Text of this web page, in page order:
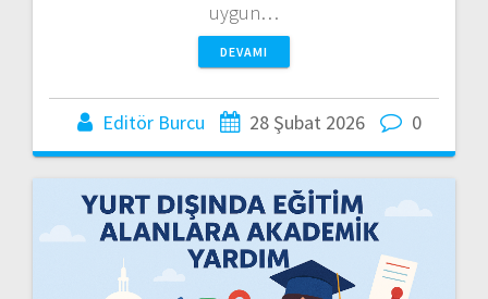
uygun…
DEVAMI
Editör Burcu 28 Şubat 2026 0